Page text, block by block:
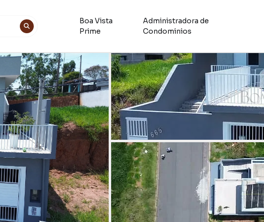
Boa Vista
Prime
Administradora de
Condominios